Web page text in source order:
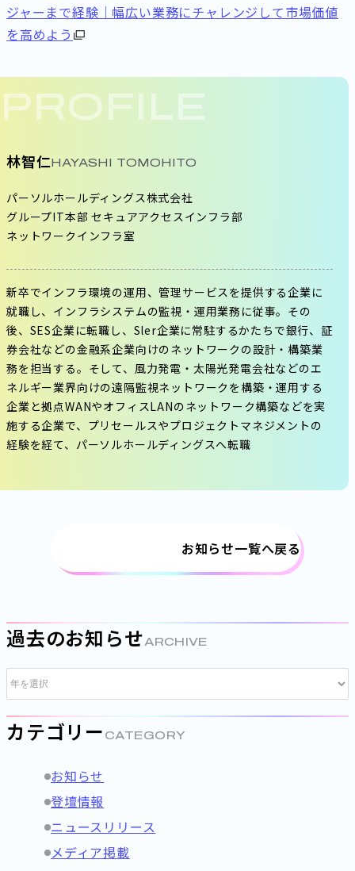
ジャーまで経験｜幅広い業務にチャレンジして市場価値
を高めよう
PROFILE
林智仁HAYASHI TOMOHITO
パーソルホールディングス株式会社
グループIT本部 セキュアアクセスインフラ部
ネットワークインフラ室
新卒でインフラ環境の運用、管理サービスを提供する企業に
就職し、インフラシステムの監視・運用業務に従事。その
後、SES企業に転職し、Sler企業に常駐するかたちで銀行、証
券会社などの金融系企業向けのネットワークの設計・構築業
務を担当する。そして、風力発電・太陽光発電会社などのエ
ネルギー業界向けの遠隔監視ネットワークを構築・運用する
企業と拠点WANやオフィスLANのネットワーク構築などを実
施する企業で、プリセールスやプロジェクトマネジメントの
経験を経て、パーソルホールディングスへ転職
お知らせ一覧へ戻る
過去のお知らせARCHIVE
カテゴリー CATEGORY
お知らせ
登壇情報
ニュースリリース
メディア掲載